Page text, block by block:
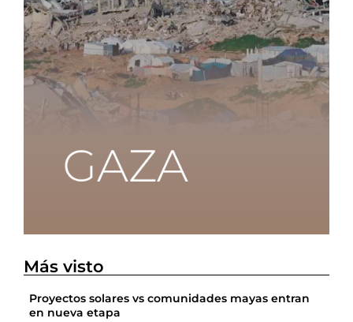
Más visto
Proyectos solares vs comunidades mayas entran
en nueva etapa